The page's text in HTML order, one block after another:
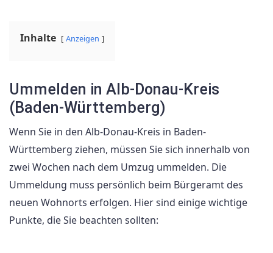
Inhalte Anzeigen
Ummelden in Alb-Donau-Kreis
(Baden-Württemberg)
Wenn Sie in den Alb-Donau-Kreis in Baden-
Württemberg ziehen, müssen Sie sich innerhalb von
zwei Wochen nach dem Umzug ummelden. Die
Ummeldung muss persönlich beim Bürgeramt des
neuen Wohnorts erfolgen. Hier sind einige wichtige
Punkte, die Sie beachten sollten: